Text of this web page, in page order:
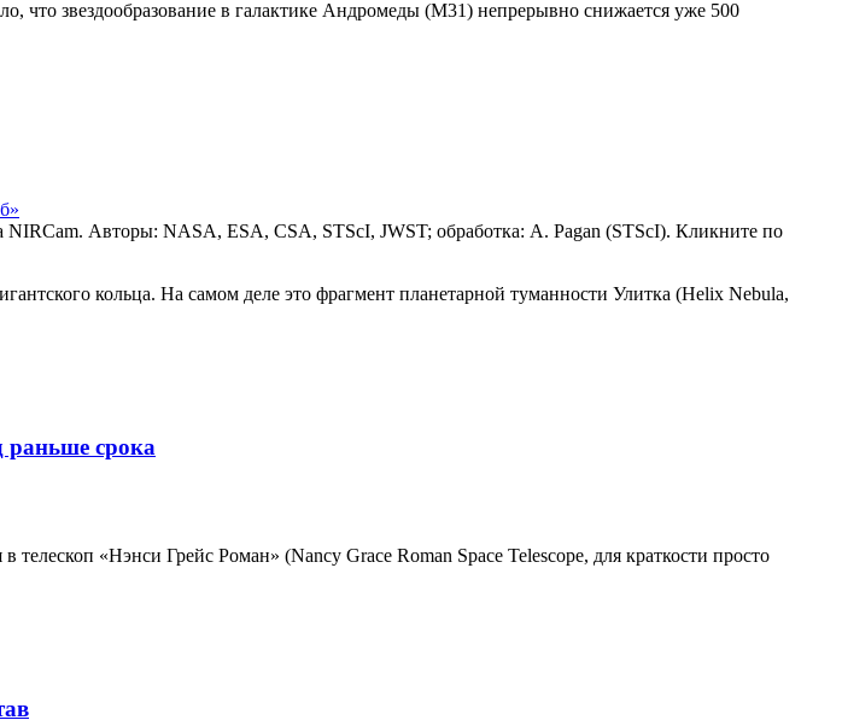
что звездообразование в галактике Андромеды (M31) непрерывно снижается уже 500
Авторы: NASA, ESA, CSA, STScI, JWST; обработка: A. Pagan (STScI). Кликните по
кольца. На самом деле это фрагмент планетарной туманности Улитка (Helix Nebula,
раньше срока
«Нэнси Грейс Роман» (Nancy Grace Roman Space Telescope, для краткости просто